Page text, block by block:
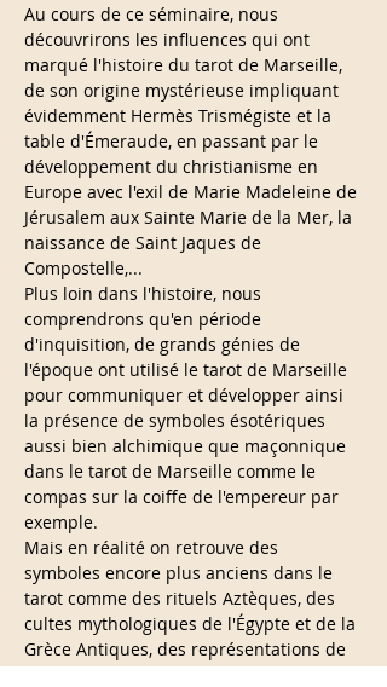
Au cours de ce séminaire, nous
découvrirons les influences qui ont
marqué l'histoire du tarot de Marseille,
de son origine mystérieuse impliquant
évidemment Hermès Trismégiste et la
table d'Émeraude, en passant par le
développement du christianisme en
Europe avec l'exil de Marie Madeleine de
Jérusalem aux Sainte Marie de la Mer, la
naissance de Saint Jaques de
Compostelle,...
Plus loin dans l'histoire, nous
comprendrons qu'en période
d'inquisition, de grands génies de
l'époque ont utilisé le tarot de Marseille
pour communiquer et développer ainsi
la présence de symboles ésotériques
aussi bien alchimique que maçonnique
dans le tarot de Marseille comme le
compas sur la coiffe de l'empereur par
exemple.
Mais en réalité on retrouve des
symboles encore plus anciens dans le
tarot comme des rituels Aztèques, des
cultes mythologiques de l'Égypte et de la
Grèce Antiques, des représentations de
la gnose et également des indices